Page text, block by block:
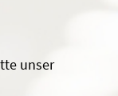
unser